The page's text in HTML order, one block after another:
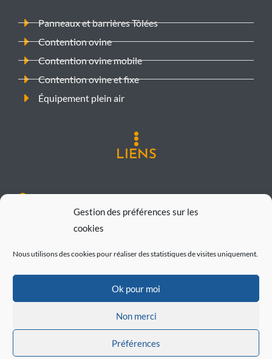
Gestion des préférences sur les
cookies
Nous utilisons des cookies pour réaliser des statistiques de visites uniquement.
Ok pour moi
Non merci
Préférences
Panneaux et barrières Tôlées
Contention ovine
Contention ovine mobile
Contention ovine et fixe
Équipement plein air
LIENS
Plan de site
Mentions légales
Politique de confidentialité
RÉALISATION